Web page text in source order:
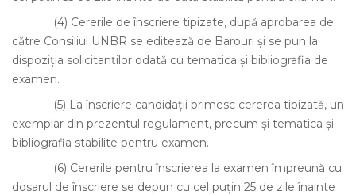
(4) Cererile de înscriere tipizate, după aprobarea de
către Consiliul UNBR se editează de Barouri şi se pun la
dispoziţia solicitanţilor odată cu tematica şi bibliografia de
examen.
(5) La înscriere candidaţii primesc cererea tipizată, un
exemplar din prezentul regulament, precum şi tematica şi
bibliografia stabilite pentru examen.
(6) Cererile pentru înscrierea la examen împreună cu
dosarul de înscriere se depun cu cel puţin 25 de zile înainte